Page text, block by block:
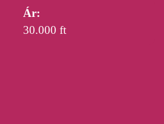
Ár:
30.000 ft